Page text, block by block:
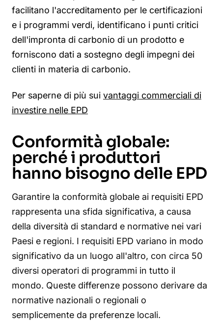
facilitano l'accreditamento per le certificazioni
e i programmi verdi, identificano i punti critici
dell'impronta di carbonio di un prodotto e
forniscono dati a sostegno degli impegni dei
clienti in materia di carbonio.
Per saperne di più sui vantaggi commerciali di
investire nelle EPD
Conformità globale:
perché i produttori
hanno bisogno delle EPD
Garantire la conformità globale ai requisiti EPD
rappresenta una sfida significativa, a causa
della diversità di standard e normative nei vari
Paesi e regioni. I requisiti EPD variano in modo
significativo da un luogo all'altro, con circa 50
diversi operatori di programmi in tutto il
mondo. Queste differenze possono derivare da
normative nazionali o regionali o
semplicemente da preferenze locali.